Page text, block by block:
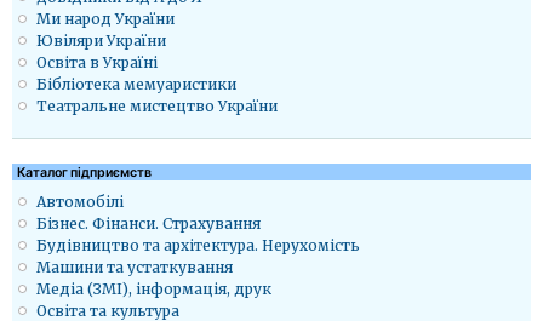
Ми народ України
Ювіляри України
Освіта в Україні
Бібліотека мемуаристики
Театральне мистецтво України
Каталог підприємств
Автомобілі
Бізнес. Фінанси. Страхування
Будівництво та архітектура. Нерухомість
Машини та устаткування
Медіа (ЗМІ), інформація, друк
Освіта та культура